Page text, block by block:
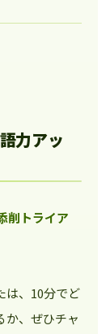
力アッ
削トライア
は、10分でど
か、ぜひチャ